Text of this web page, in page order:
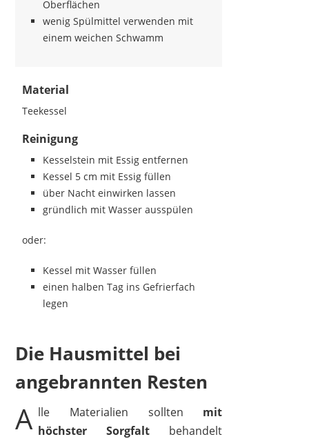
Oberflächen
wenig Spülmittel verwenden mit
einem weichen Schwamm
Material
Teekessel
Reinigung
Kesselstein mit Essig entfernen
Kessel 5 cm mit Essig füllen
über Nacht einwirken lassen
gründlich mit Wasser ausspülen
oder:
Kessel mit Wasser füllen
einen halben Tag ins Gefrierfach
legen
Die Hausmittel bei
angebrannten Resten
A lle Materialien sollten mit
höchster Sorgfalt behandelt